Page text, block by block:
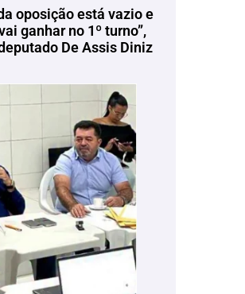
oposição está vazio e
ganhar no 1º turno”,
De Assis Diniz